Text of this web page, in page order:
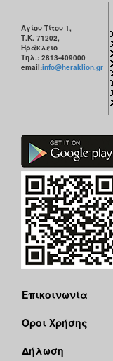
ΔΗΜΟΣ
ΠΟΛΙΤΙΣΜΟΣ
Αγίου Τίτου 1,
Τ.Κ. 71202,
Ηράκλειο
Τηλ.: 2813-409000
email:info@heraklion.gr
Επικοινωνία
Όροι Χρήσης
Δήλωση